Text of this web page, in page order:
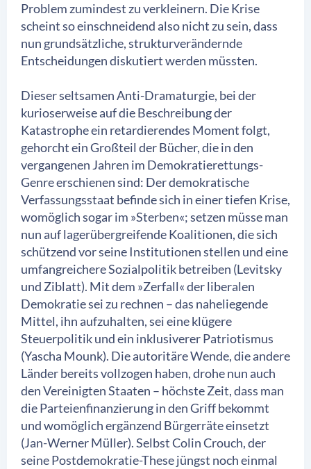
Problem zumindest zu verkleinern. Die Krise
scheint so einschneidend also nicht zu sein, dass
nun grundsätzliche, strukturverändernde
Entscheidungen diskutiert werden müssten.
Dieser seltsamen Anti-Dramaturgie, bei der
kurioserweise auf die Beschreibung der
Katastrophe ein retardierendes Moment folgt,
gehorcht ein Großteil der Bücher, die in den
vergangenen Jahren im Demokratierettungs-
Genre erschienen sind: Der demokratische
Verfassungsstaat befinde sich in einer tiefen Krise,
womöglich sogar im »Sterben«; setzen müsse man
nun auf lagerübergreifende Koalitionen, die sich
schützend vor seine Institutionen stellen und eine
umfangreichere Sozialpolitik betreiben (Levitsky
und Ziblatt). Mit dem »Zerfall« der liberalen
Demokratie sei zu rechnen – das naheliegende
Mittel, ihn aufzuhalten, sei eine klügere
Steuerpolitik und ein inklusiverer Patriotismus
(Yascha Mounk). Die autoritäre Wende, die andere
Länder bereits vollzogen haben, drohe nun auch
den Vereinigten Staaten – höchste Zeit, dass man
die Parteienfinanzierung in den Griff bekommt
und womöglich ergänzend Bürgerräte einsetzt
(Jan-Werner Müller). Selbst Colin Crouch, der
seine Postdemokratie-These jüngst noch einmal